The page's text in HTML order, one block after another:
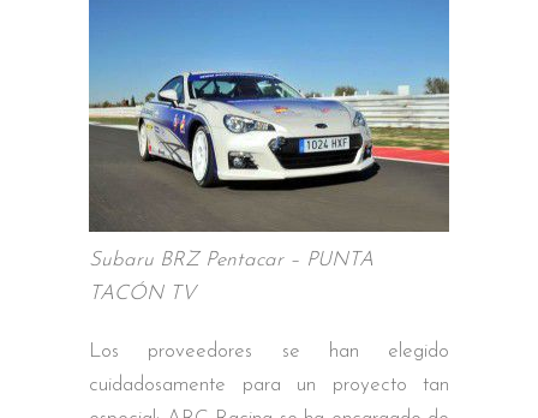
Subaru BRZ Pentacar – PUNTA
TACÓN TV
Los proveedores se han elegido
cuidadosamente para un proyecto tan